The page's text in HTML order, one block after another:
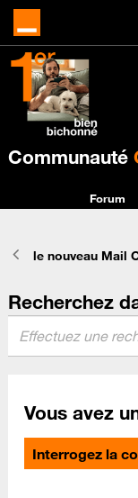
Communauté
Forum
le nouveau Mail
Recherchez
Vous avez
Interrogez la